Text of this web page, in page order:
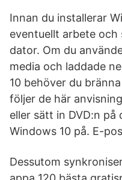
Innan du installerar
eventuellt arbete och
dator. Om du
media och laddade
10 behöver du
följer de här
eller sätt in DVD:n på
Windows 10 på. E-
Dessutom